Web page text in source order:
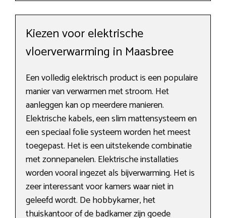
Kiezen voor elektrische
vloerverwarming in Maasbree
Een volledig elektrisch product is een populaire
manier van verwarmen met stroom. Het
aanleggen kan op meerdere manieren.
Elektrische kabels, een slim mattensysteem en
een speciaal folie systeem worden het meest
toegepast. Het is een uitstekende combinatie
met zonnepanelen. Elektrische installaties
worden vooral ingezet als bijverwarming. Het is
zeer interessant voor kamers waar niet in
geleefd wordt. De hobbykamer, het
thuiskantoor of de badkamer zijn goede